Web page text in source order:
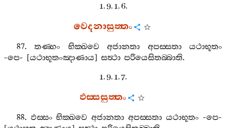
1. 9. 1. 6.
වෙදනාසුත‍්තං
87.තණ‍්හං භික‍්ඛවෙ අජානතා අපස‍්සතා
යථාභූතං
-පෙ- [යථාභූතංඤාණාය] සත්‍ථා පරියෙසිතබ‍්බාති.
1. 9. 1. 7.
ඵස‍්සසුත‍්තං
88. ඵස‍්සං භික‍්ඛවෙ අජානතා අපස‍්සතා යථාභූතං -පෙ-